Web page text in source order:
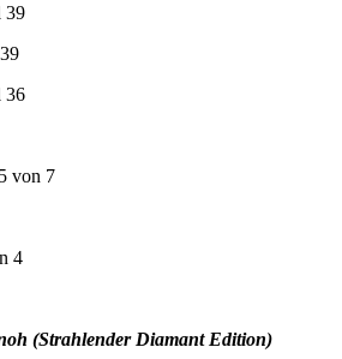
39
36
5 von 7
4
(Strahlender Diamant Edition)